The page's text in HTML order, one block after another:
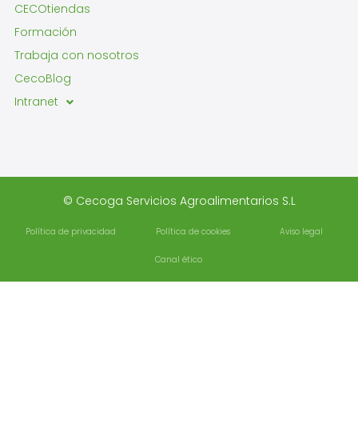
CECOtiendas
Formación
Trabaja con nosotros
CecoBlog
Intranet
© Cecoga Servicios Agroalimentarios S.L
Política de privacidad Política de cookies Aviso legal
Canal ético